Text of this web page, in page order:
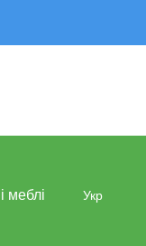
меблі Укр